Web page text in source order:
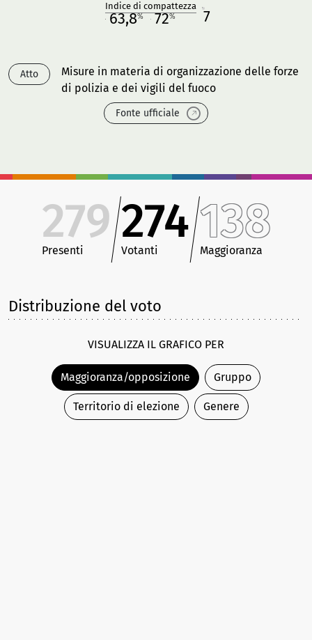
Indice di compattezza
63,8% 72% 7
Atto
Misure in materia di organizzazione delle forze
di polizia e dei vigili del fuoco
Fonte ufficiale
279
Presenti
274
Votanti
138
Maggioranza
Distribuzione del voto
VISUALIZZA IL GRAFICO PER
Maggioranza/opposizione Gruppo
Territorio di elezione Genere